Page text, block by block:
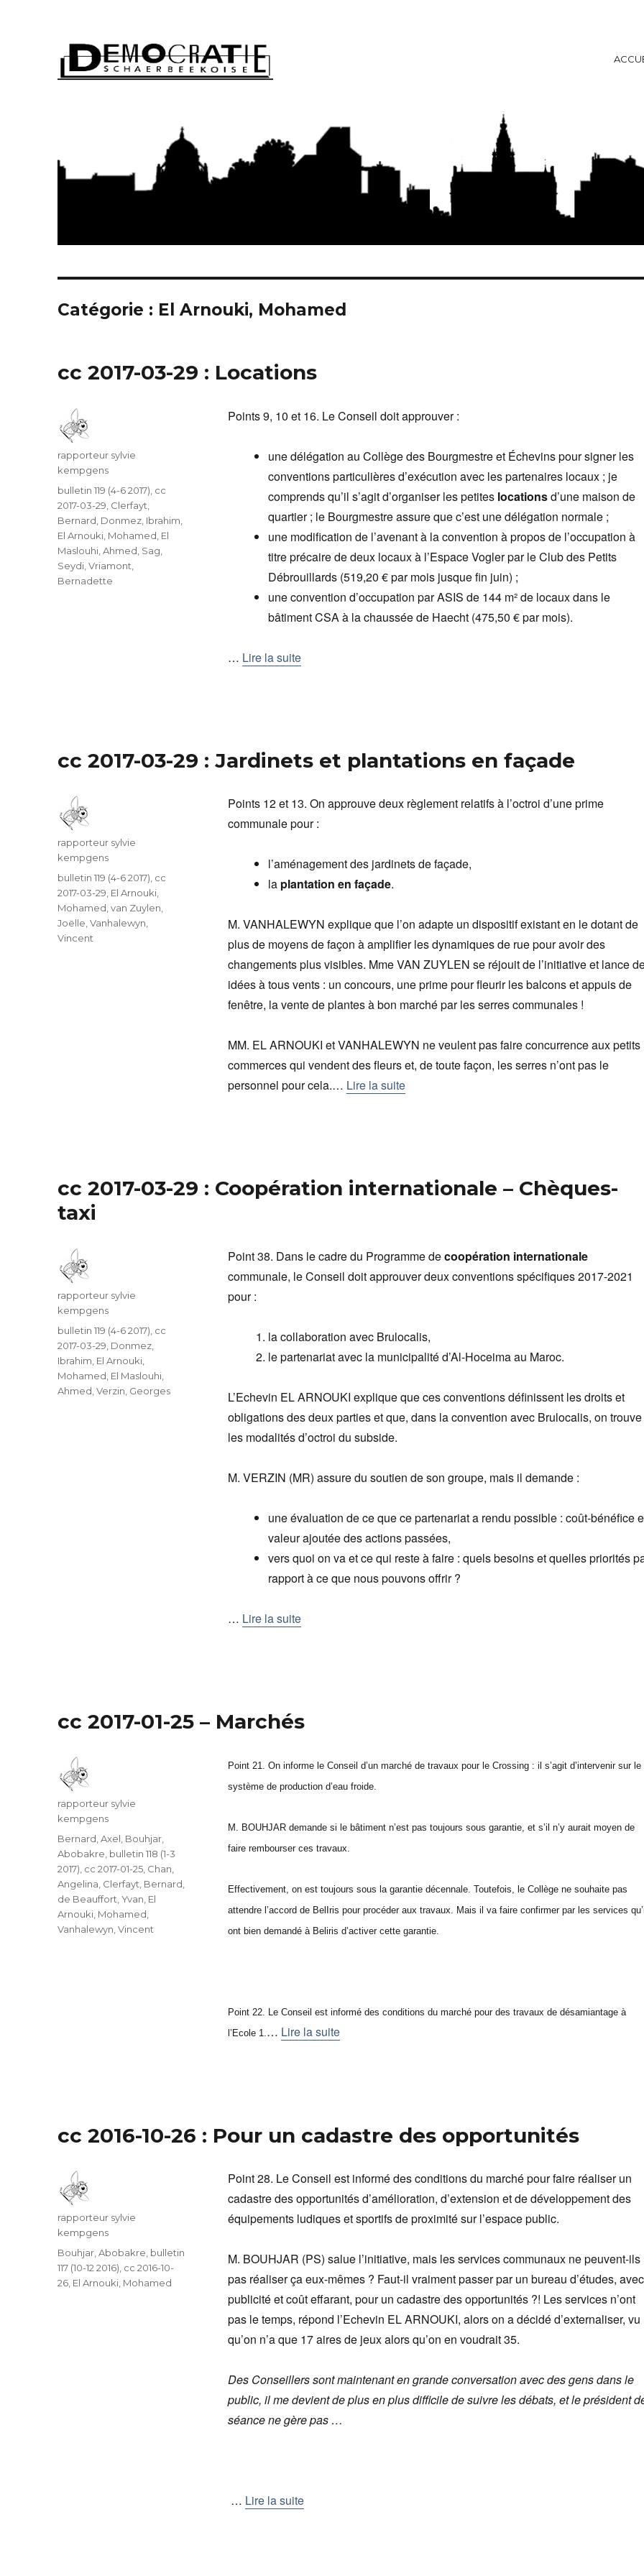
Catégorie : El Arnouki, Mohamed
cc 2017-03-29 : Locations
Points 9, 10 et 16. Le Conseil doit approuver :
une délégation au Collège des Bourgmestre et Échevins pour signer les
conventions particulières d’exécution avec les partenaires locaux ; je
comprends qu’il s’agit d’organiser les petites locationsd’une maison de
quartier ; le Bourgmestre assure que c’est une délégation normale ;
une modification de l’avenant à la convention à propos de l’occupation à
titre précaire de deux locaux à l’Espace Vogler par le Club des Petits
Débrouillards (519,20 € par mois jusque fin juin) ;
une convention d’occupation par ASIS de 144 m² de locaux dans le
bâtiment CSA à la chaussée de Haecht (475,50 € par mois).
… Lire la suite
Auteur
rapporteur sylvie
kempgens
Catégories
bulletin 119 (4-6 2017) cc
2017-03-29 Clerfayt,
Bernard Donmez, Ibrahim
El Arnouki, Mohamed El
Maslouhi, Ahmed Sag,
Seydi ,Vriamont,
Bernadette
cc 2017-03-29 : Jardinets et plantations en façade
Points 12 et 13. On approuve deux règlement relatifs à l’octroi d’une prime
communale pour :
l’aménagement des jardinets de façade,
la plantation en façade.
M. VANHALEWYN explique que l’on adapte un dispositif existant en le dotant de
plus de moyens de façon à amplifier les dynamiques de rue pour avoir des
changements plus visibles. Mme VAN ZUYLEN se réjouit de l’initiative et lance
idées à tous vents : un concours, une prime pour fleurir les balcons et appuis de
fenêtre, la vente de plantes à bon marché par les serres communales !
MM. EL ARNOUKI et VANHALEWYN ne veulent pas faire concurrence aux petits
commerces qui vendent des fleurs et, de toute façon, les serres n’ont pas le
personnel pour cela.… Lire la suite
Auteur
rapporteur sylvie
kempgens
Catégories
bulletin 119 (4-6 2017), cc
2017-03-29, El Arnouki,
Mohamed,van Zuylen,
Joëlle,Vanhalewyn,
Vincent
cc 2017-03-29 : Coopération internationale – Chèques-
taxi
Point 38. Dans le cadre du Programme decoopération internationale
communale, le Conseil doit approuver deux conventions spécifiques 2017-2021
pour :
la collaboration avec Brulocalis,
le partenariat avec la municipalité d’Al-Hoceima au Maroc.
L’Echevin EL ARNOUKI explique que ces conventions définissent les droits et
obligations des deux parties et que, dans la convention avec Brulocalis, on trouve
les modalités d’octroi du subside.
M. VERZIN (MR) assure du soutien de son groupe, mais il demande :
une évaluation de ce que ce partenariat a rendu possible : coût-bénéfice
valeur ajoutée des actions passées,
vers quoi on va et ce qui reste à faire : quels besoins et quelles priorités
rapport à ce que nous pouvons offrir ?
… Lire la suite
Auteur
rapporteur sylvie
kempgens
Catégories
bulletin 119 (4-6 2017) cc
2017-03-29 Donmez,
Ibrahim El Arnouki,
Mohamed El Maslouhi,
Ahmed ,Verzin, Georges
cc 2017-01-25 – Marchés
Point 21. On informe le Conseil d’un marché de travaux pour le Crossing : il s’agit d’intervenir sur le
système de production d’eau froide.
M. BOUHJAR demande si le bâtiment n’est pas toujours sous garantie, et s’il n’y aurait moyen de
faire rembourser ces travaux.
Effectivement, on est toujours sous la garantie décennale. Toutefois, le Collège ne souhaite pas
attendre l’accord de BelIris pour procéder aux travaux. Mais il va faire confirmer par les services
ont bien demandé à Beliris d’activer cette garantie.
Point 22. Le Conseil est informé des conditions du marché pour des travaux de désamiantage à
l’Ecole 1.… Lire la suite
Auteur
rapporteur sylvie
kempgens
Catégories
Bernard, Axel Bouhjar,
Abobakre bulletin 118 (1-3
2017) cc 2017-01-25 Chan,
Angelina Clerfayt, Bernard
de Beauffort, Yvan El
Arnouki, Mohamed
Vanhalewyn, Vincent
cc 2016-10-26 : Pour un cadastre des opportunités
Point 28. Le Conseil est informé des conditions du marché pour faire réaliser un
cadastre des opportunités d’amélioration, d’extension et de développement des
équipements ludiques et sportifs de proximité sur l’espace public.
M. BOUHJAR (PS) salue l’initiative, mais les services communaux ne peuvent-ils
pas réaliser ça eux-mêmes ? Faut-il vraiment passer par un bureau d’études, avec
publicité et coût effarant, pour un cadastre des opportunités ?! Les services n’ont
pas le temps, répond l’Echevin EL ARNOUKI, alors on a décidé d’externaliser, vu
qu’on n’a que 17 aires de jeux alors qu’on en voudrait 35.
Des Conseillers sont maintenant en grande conversation avec des gens dans le
public, il me devient de plus en plus difficile de suivre les débats, et le président
séance ne gère pas …
… Lire la suite
Auteur
rapporteur sylvie
kempgens
Catégories
Bouhjar, Abobakre, bulletin
117 (10-12 2016), cc 2016-10-
26, El Arnouki, Mohamed